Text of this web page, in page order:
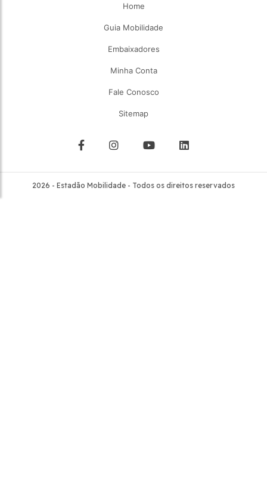
Home
Guia Mobilidade
Embaixadores
Minha Conta
Fale Conosco
Sitemap
2026 - Estadão Mobilidade - Todos os direitos reservados